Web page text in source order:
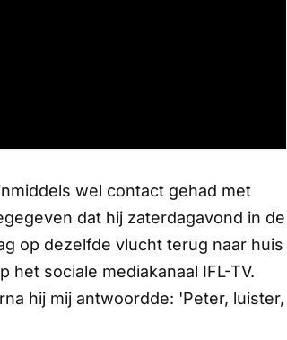
wel contact gehad met
dat hij zaterdagavond in de
op dezelfde vlucht terug naar huis
het sociale mediakanaal IFL-TV.
hij mij antwoordde: 'Peter, luister,